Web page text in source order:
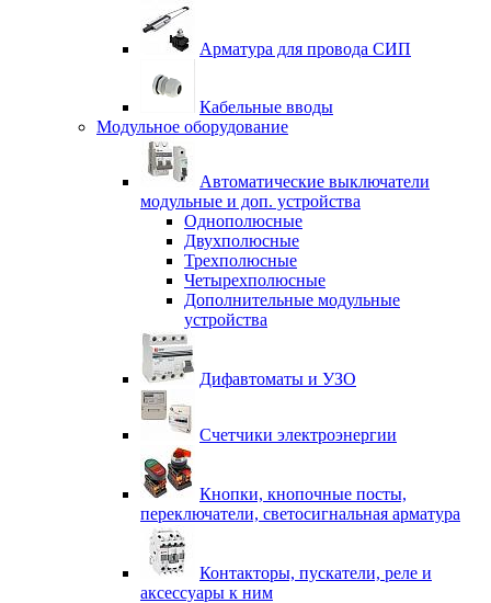
Арматура для провода СИП
Кабельные вводы
Модульное оборудование
Автоматические выключатели
модульные и доп. устройства
Однополюсные
Двухполюсные
Трехполюсные
Четырехполюсные
Дополнительные модульные
устройства
Дифавтоматы и УЗО
Счетчики электроэнергии
Кнопки, кнопочные посты,
переключатели, светосигнальная арматура
Контакторы, пускатели, реле и
аксессуары к ним